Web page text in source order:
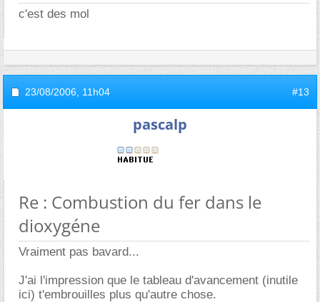
c'est des mol
23/08/2006, 11h04 #13
pascalp
Re : Combustion du fer dans le
dioxygéne
Vraiment pas bavard...
J'ai l'impression que le tableau d'avancement (inutile
ici) t'embrouilles plus qu'autre chose.